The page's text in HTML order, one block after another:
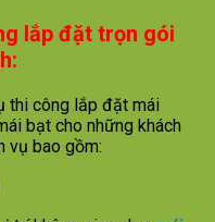
lắp đặt trọn gói
thi công lắp đặt mái
bạt cho những khách
vụ bao gồm: